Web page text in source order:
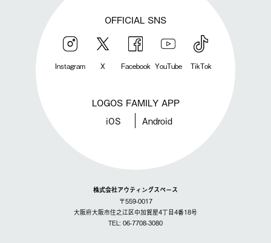
OFFICIAL SNS
Instagram X Facebook YouTube TikTok
LOGOS FAMILY APP
iOS Android
株式会社アウティングスペース
〒559-0017
大阪府大阪市住之江区中加賀屋4丁目4番18号
TEL: 06-7708-3080